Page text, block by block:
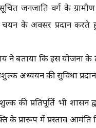
वर्ग के ग्रामीण
चयन के अवसर प्रदान करते
बताया कि इस योजना के
अध्ययन की सुविधा
शुल्क की प्रतिपूर्ति भी
प्रारूप में प्रस्ताव